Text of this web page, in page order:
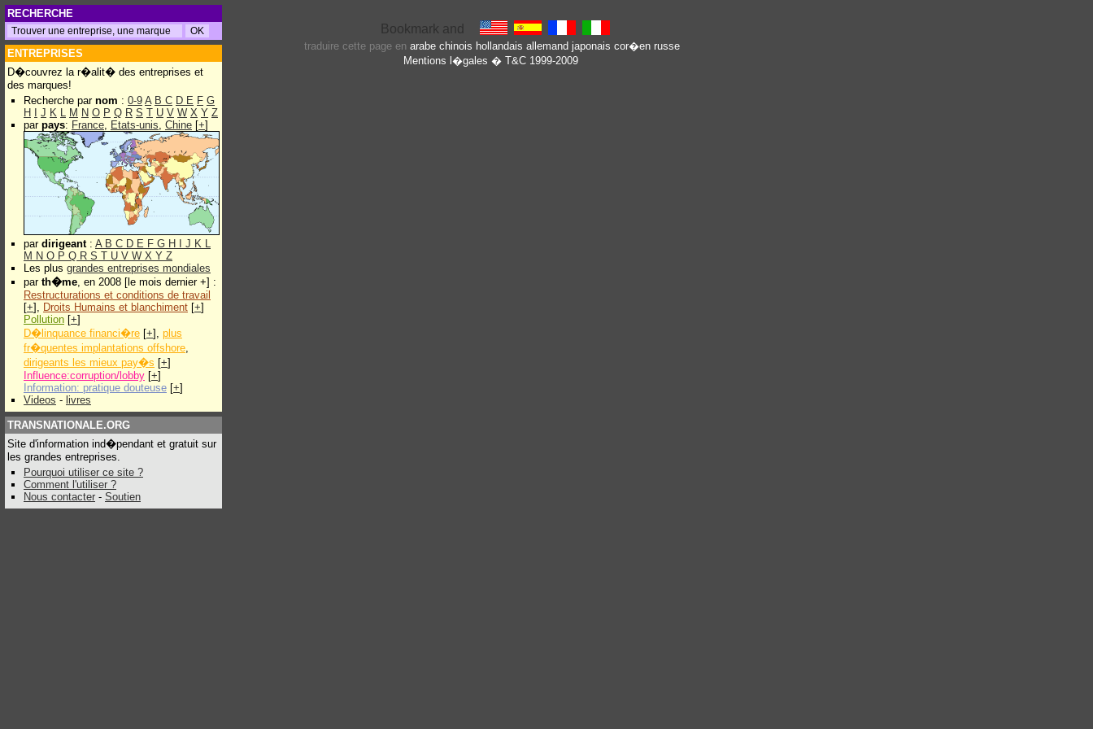
RECHERCHE
ENTREPRISES
D�couvrez la r�alit� des entreprises et
des marques!
Recherche par nom : 0-9 A B C D E F G
H
J K L M N O P Q R S T U V W X Y Z
par pays: France, Etats-unis, Chine [+]
par dirigeant: A B C D E F G H J K L
M N O P Q R S T U V W X Y Z
Les plus grandes entreprises mondiales
par th�me, en 2008 [le mois dernier +] :
Restructurations et conditions de travail
[+], Droits Humains et blanchiment [+]
Pollution [+]
D�linquance financi�re [+], plus
fr�quentes implantations offshore,
dirigeants les mieux pay�s [+]
Influence:corruption/lobby [+]
Information: pratique douteuse [+]
Videos - livres
TRANSNATIONALE.ORG
Site d'information ind�pendant et gratuit sur
les grandes entreprises.
Pourquoi utiliser ce site ?
Comment l'utiliser ?
Nous contacter - Soutien
traduire cette page en arabe chinois hollandais allemand japonais cor�en russe
Mentions l�gales � T&C 1999-2009